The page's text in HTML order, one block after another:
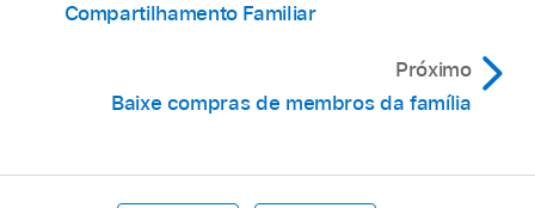
Compartilhamento Familiar
Próximo
Baixe compras de membros da família